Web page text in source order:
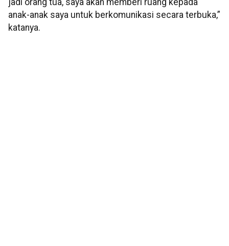
jadi orang tua, saya akan memberi ruang kepada
anak-anak saya untuk berkomunikasi secara terbuka,”
katanya.